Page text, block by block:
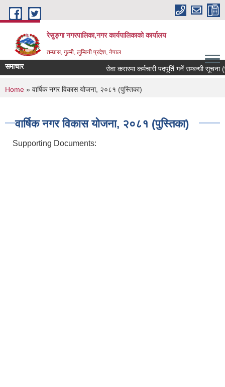
Skip to main content
रेसुङ्गा नगरपालिका,नगर कार्यपालिकाको कार्यालय
तम्घास, गुल्मी, लुम्बिनी प्रदेश, नेपाल
समाचार सेवा करारमा कर्मचारी पदपूर्ति गर्ने सम्बन्धी सूचना
You are here
Home » वार्षिक नगर विकास योजना, २०८१ (पुस्तिका)
वार्षिक नगर विकास योजना, २०८१ (पुस्तिका)
Supporting Documents: